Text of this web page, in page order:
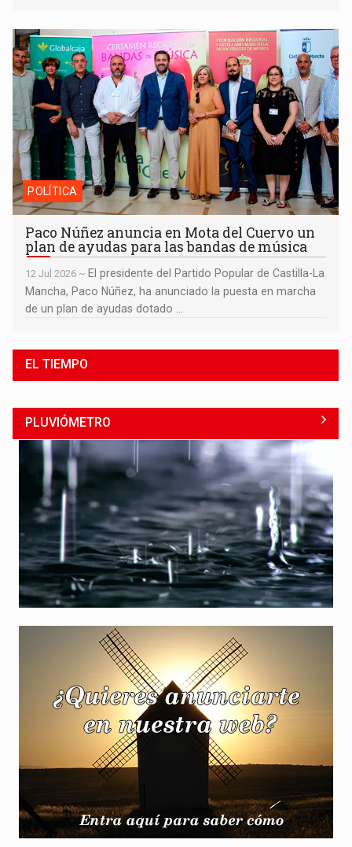
Paco Núñez anuncia en Mota del Cuervo un plan de ayudas
para las bandas de música
POLÍTICA
Paco Núñez anuncia en Mota del Cuervo un
plan de ayudas para las bandas de música
12 Jul 2026 ~ El presidente del Partido Popular de Castilla-La
Mancha, Paco Núñez, ha anunciado la puesta en marcha
de un plan de ayudas dotado ...
EL TIEMPO
PLUVIÓMETRO